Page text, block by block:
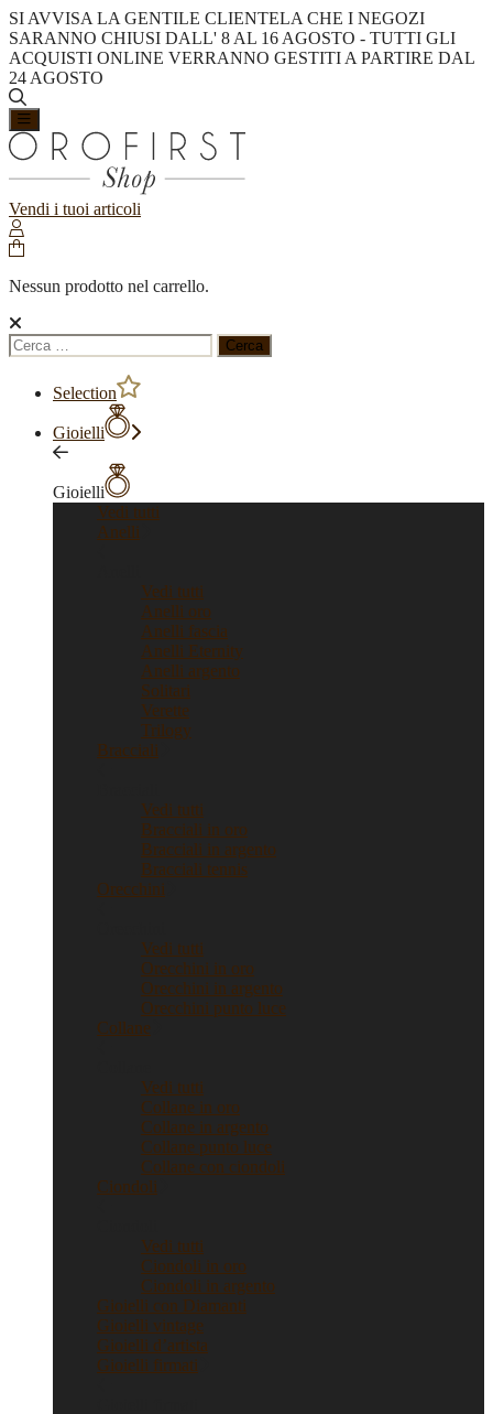
SI AVVISA LA GENTILE CLIENTELA CHE I NEGOZI
SARANNO CHIUSI DALL' 8 AL 16 AGOSTO - TUTTI GLI
ACQUISTI ONLINE VERRANNO GESTITI A PARTIRE DAL
24 AGOSTO
Vendi i tuoi articoli
Nessun prodotto nel carrello.
Ricerca
per:
Selection
Gioielli
Gioielli
Vedi tutti
Anelli
Vedi tutti
Anelli oro
Anelli fascia
Anelli Eternity
Anelli argento
Solitari
Verette
Trilogy
Bracciali
Vedi tutti
Bracciali in oro
Bracciali in argento
Bracciali tennis
Orecchini
Vedi tutti
Orecchini in oro
Orecchini in argento
Orecchini punto luce
Collane
Vedi tutti
Collane in oro
Collane in argento
Collane punto luce
Collane con ciondoli
Ciondoli
Vedi tutti
Ciondoli in oro
Ciondoli in argento
Gioielli con Diamanti
Gioielli vintage
Gioielli d’artista
Gioielli firmati